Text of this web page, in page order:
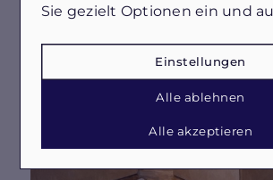
Sie gezielt Optionen ein und
Einstellungen
Alle ablehnen
Alle akzeptieren